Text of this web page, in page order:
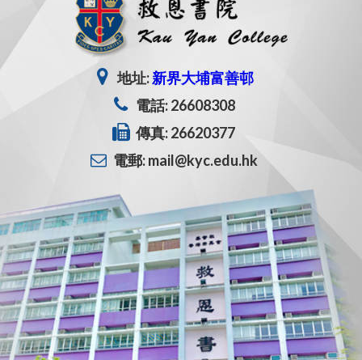
地址:新界大埔富善邨
電話: 26608308
傳真: 26620377
電郵: mail@kyc.edu.hk